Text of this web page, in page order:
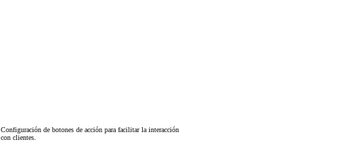
Configuración de botones de acción para facilitar la interacción
con clientes.